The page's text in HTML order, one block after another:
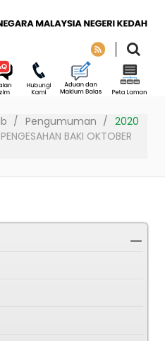
Pengumuman
2020
BAKI OKTOBER